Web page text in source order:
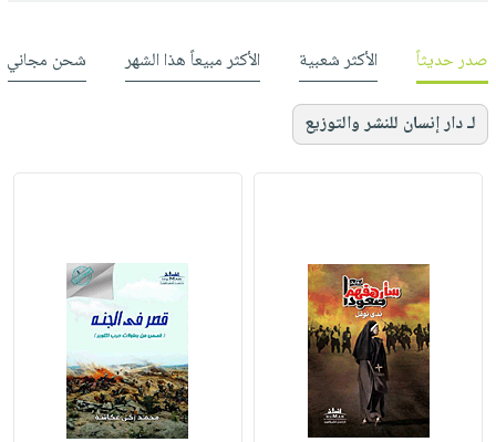
صدر حديثاً الأكثر شعبية الأكثر مبيعاً هذا الشهر شحن مجاني
لـ دار إنسان للنشر والتوزيع